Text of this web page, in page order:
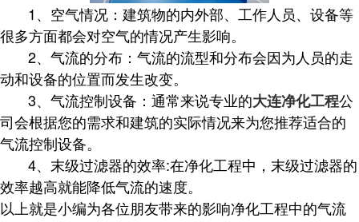
1、空气情况：建筑物的内外部、工作人员、设备等
很多方面都会对空气的情况产生影响。
2、气流的分布：气流的流型和分布会因为人员的走
动和设备的位置而发生改变。
3、气流控制设备：通常来说专业的大连净化工程公
司会根据您的需求和建筑的实际情况来为您推荐适合的
气流控制设备。
4、末级过滤器的效率:在净化工程中，末级过滤器的
效率越高就能降低气流的速度。
以上就是小编为各位朋友带来的影响净化工程中的气流